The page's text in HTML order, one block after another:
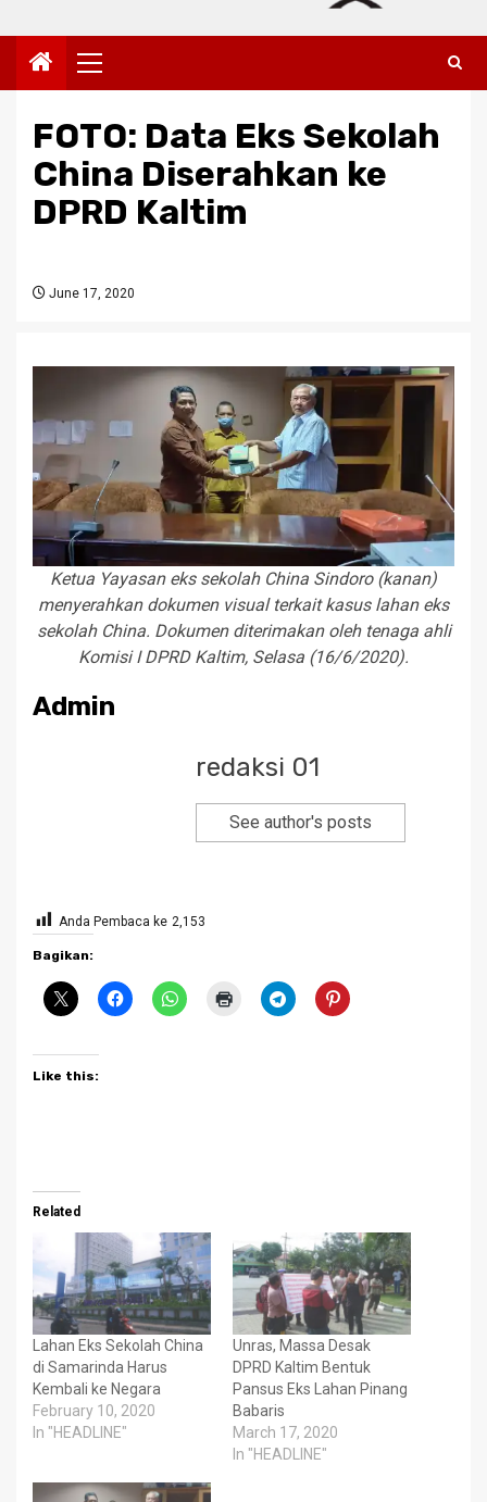
Primary
Menu
FOTO: Data Eks Sekolah
China Diserahkan ke
DPRD Kaltim
June 17, 2020
Ketua Yayasan eks sekolah China Sindoro (kanan)
menyerahkan dokumen visual terkait kasus lahan eks
sekolah China. Dokumen diterimakan oleh tenaga ahli
Komisi I DPRD Kaltim, Selasa (16/6/2020).
Admin
redaksi 01
See author's posts
Anda Pembaca ke 2,153
Bagikan:
Like this:
Related
Lahan Eks Sekolah China
di Samarinda Harus
Kembali ke Negara
February 10, 2020
In "HEADLINE"
Unras, Massa Desak
DPRD Kaltim Bentuk
Pansus Eks Lahan Pinang
Babaris
March 17, 2020
In "HEADLINE"